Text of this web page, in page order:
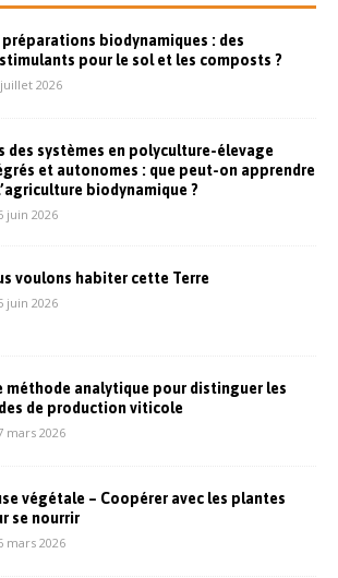
préparations biodynamiques : des
pour le sol et les composts ?
2026
des systèmes en polyculture-élevage
et autonomes : que peut-on apprendre
biodynamique ?
juin 2026
voulons habiter cette Terre
juin 2026
méthode analytique pour distinguer les
de production viticole
mars 2026
végétale – Coopérer avec les plantes
se nourrir
mars 2026